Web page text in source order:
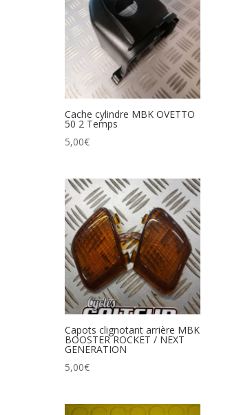
Cache cylindre MBK OVETTO
50 2 Temps
5,00€
Capots clignotant arrière MBK
BOOSTER ROCKET / NEXT
GENERATION
5,00€